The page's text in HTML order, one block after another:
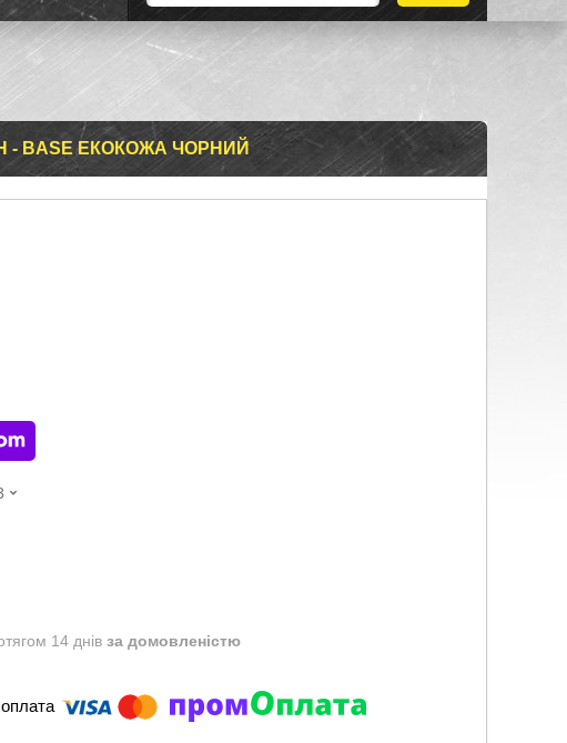
- BASE ЕКОКОЖА ЧОРНИЙ
14 днів за домовленістю